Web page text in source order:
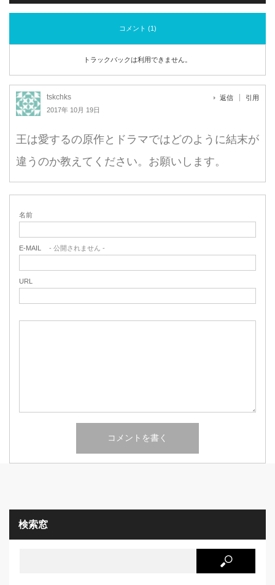
コメント (1)
トラックバックは利用できません。
tskchks
2017年 10月 19日
返信 引用
王は愛するの原作とドラマではどのように結末が
違うのか教えてください。お願いします。
名前
E-MAIL - 公開されません -
URL
検索窓